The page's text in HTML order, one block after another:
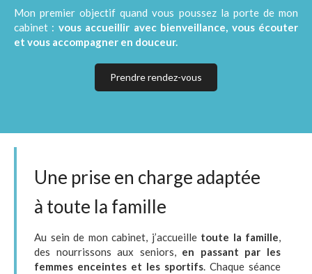
Mon premier objectif quand vous poussez la porte de mon
cabinet : vous accueillir avec bienveillance, vous écouter
et vous accompagner en douceur.
Prendre rendez-vous
Une prise en charge adaptée
à toute la famille
Au sein de mon cabinet, j’accueille toute la famille,
des nourrissons aux seniors, en passant par les
femmes enceintes et les sportifs. Chaque séance